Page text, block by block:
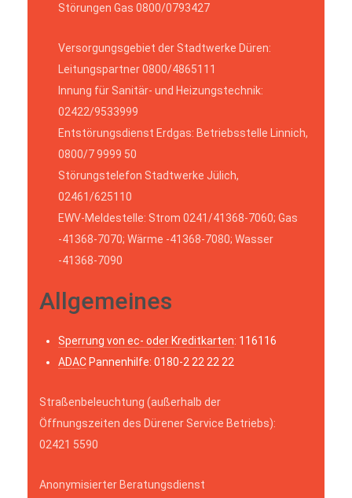
Störungen Gas 0800/0793427
Versorgungsgebiet der Stadtwerke Düren:
Leitungspartner 0800/4865111
Innung für Sanitär- und Heizungstechnik:
02422/9533999
Entstörungsdienst Erdgas: Betriebsstelle Linnich,
0800/7 9999 50
Störungstelefon Stadtwerke Jülich,
02461/625110
EWV-Meldestelle: Strom 0241/41368-7060; Gas
-41368-7070; Wärme -41368-7080; Wasser
-41368-7090
Allgemeines
Sperrung von ec- oder Kreditkarten: 116116
ADAC Pannenhilfe: 0180-2 22 22 22
Straßenbeleuchtung (außerhalb der
Öffnungszeiten des Dürener Service Betriebs):
02421 5590
Anonymisierter Beratungsdienst